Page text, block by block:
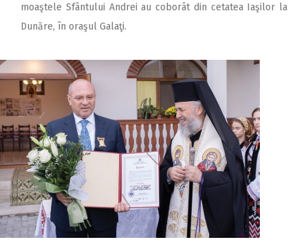
moaştele Sfântului Andrei au coborât din cetatea Iaşilor la
Dunăre, în oraşul Galaţi.